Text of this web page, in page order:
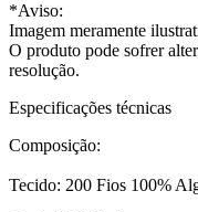
*Aviso:
Imagem meramente
O produto pode sofrer
resolução.
Especificações técnicas
Composição:
Tecido: 200 Fios 100%